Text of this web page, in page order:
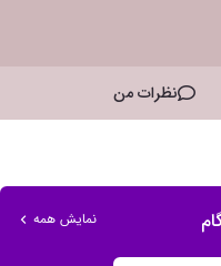
نظرات من
نمایش همه